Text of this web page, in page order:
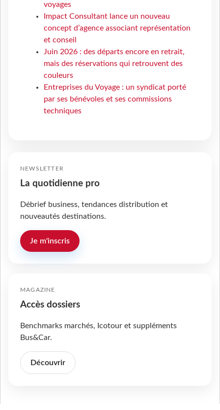
voyages
Impact Consultant lance un nouveau
concept d’agence associant représentation
et conseil
Juin 2026 : des départs encore en retrait,
mais des réservations qui retrouvent des
couleurs
Entreprises du Voyage : un syndicat porté
par ses bénévoles et ses commissions
techniques
NEWSLETTER
La quotidienne pro
Débrief business, tendances distribution et
nouveautés destinations.
Je m'inscris
MAGAZINE
Accès dossiers
Benchmarks marchés, Icotour et suppléments
Bus&Car.
Découvrir